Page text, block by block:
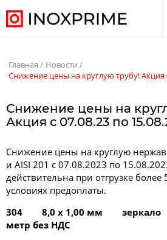
Главная
Новости
Снижение цены на круглую трубу! Акция
Снижение цены на
Акция с 07.08.23 по
Снижение цены на круглую
и AISI 201 c 07.08.2023 по
действительна при отгрузке
условиях предоплаты.
304 8,0 x 1,00 мм
метр без НДС